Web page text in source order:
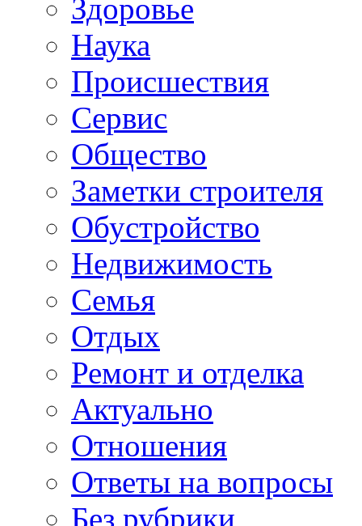
Здоровье
Наука
Происшествия
Сервис
Общество
Заметки строителя
Обустройство
Недвижимость
Семья
Отдых
Ремонт и отделка
Актуально
Отношения
Ответы на вопросы
Без рубрики